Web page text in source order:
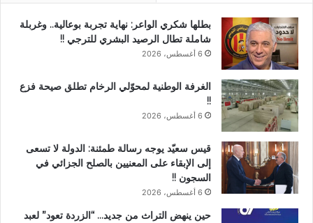
بطلها شكري الواعر: نهاية تجربة بوعالية.. وغربلة
شاملة تطال الرصيد البشري للترجي !!
6 أغسطس، 2026
الغرفة الوطنية لمحوّلي الرخام تطلق صيحة فزع
!!
6 أغسطس، 2026
قيس سعيّد يوجه رسالة طمئنة: الدولة لا تسعى
إلى الإبقاء على المعنيين بالصلح الجزائي في
السجون !!
6 أغسطس، 2026
حين ينهض التراث من جديد… “الزردة تعود” لعبد